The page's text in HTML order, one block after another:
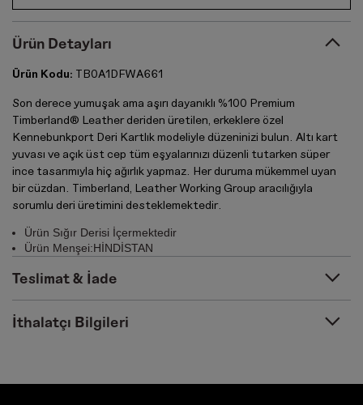
Ürün Detayları
Ürün Kodu: TB0A1DFWA661
Son derece yumuşak ama aşırı dayanıklı %100 Premium
Timberland® Leather deriden üretilen, erkeklere özel
Kennebunkport Deri Kartlık modeliyle düzeninizi bulun. Altı kart
yuvası ve açık üst cep tüm eşyalarınızı düzenli tutarken süper
ince tasarımıyla hiç ağırlık yapmaz. Her duruma mükemmel uyan
bir cüzdan. Timberland, Leather Working Group aracılığıyla
sorumlu deri üretimini desteklemektedir.
Ürün Sığır Derisi İçermektedir
Ürün Menşei:HİNDİSTAN
Teslimat & İade
İthalatçı Bilgileri